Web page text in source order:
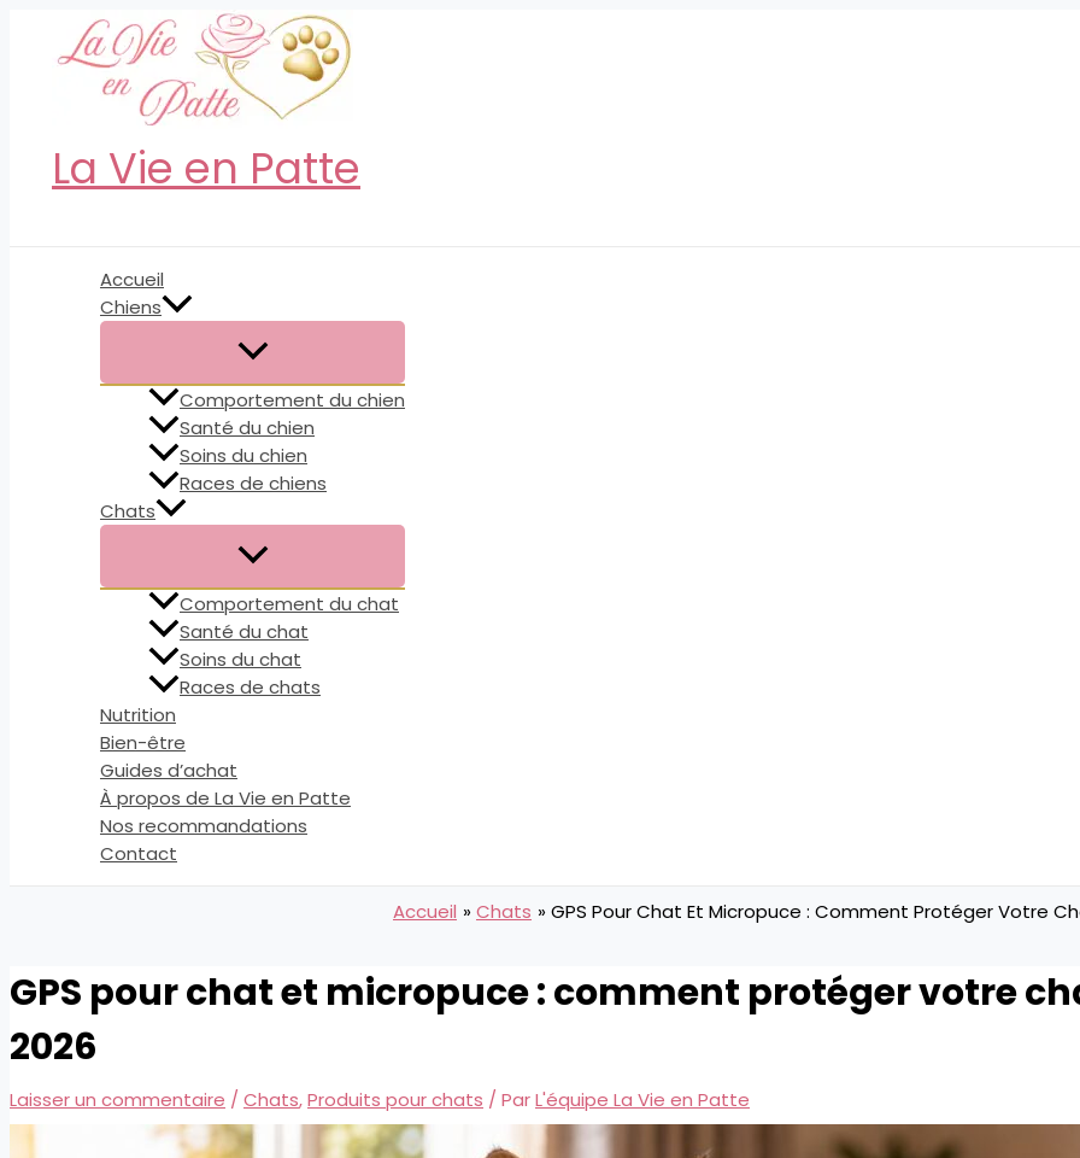
La Vie en Patte
Accueil
Chiens
Comportement du chien
Santé du chien
Soins du chien
Races de chiens
Chats
Comportement du chat
Santé du chat
Soins du chat
Races de chats
Nutrition
Bien-être
Guides d’achat
À propos de La Vie en Patte
Nos recommandations
Contact
Accueil Chats GPS Pour Chat Et Micropuce : Comment Protéger Votre
GPS pour chat et micropuce : comment protéger votre
2026
Laisser un commentaire / Chats,Produits pour chats / ParL'équipe La Vie en Patte